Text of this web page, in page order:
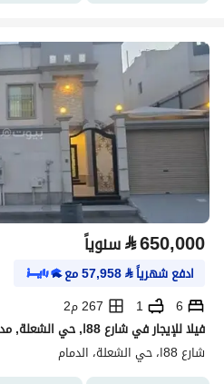
⃁650,000 سنوياً
ادفع شهرياً⃁
57,958مع
6
1
267 م2
فيلا للإيجار في شارع 88ا, حي الشعلة, مدينة الدمام
شارع 88ا، حي الشعلة، الدمام